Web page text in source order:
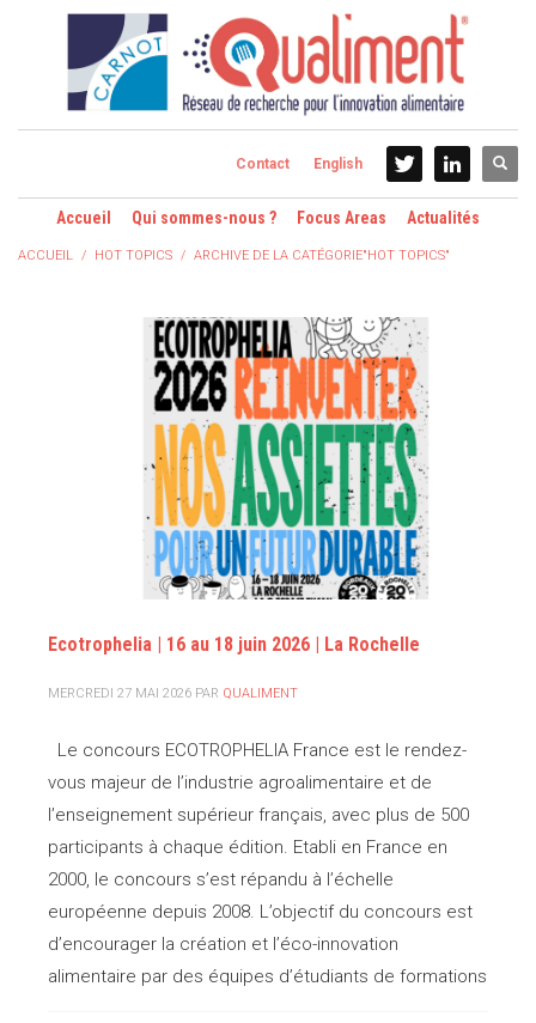
Contact English
Accueil Qui sommes-nous ? Focus Areas Actualités
ACCUEIL HOT TOPICS ARCHIVE DE LA CATÉGORIE"HOT TOPICS"
Ecotrophelia | 16 au 18 juin 2026 | La Rochelle
MERCREDI 27 MAI 2026 PAR QUALIMENT
Le concours ECOTROPHELIA France est le rendez-
vous majeur de l’industrie agroalimentaire et de
l’enseignement supérieur français, avec plus de 500
participants à chaque édition. Etabli en France en
2000, le concours s’est répandu à l’échelle
européenne depuis 2008. L’objectif du concours est
d’encourager la création et l’éco-innovation
alimentaire par des équipes d’étudiants de formations